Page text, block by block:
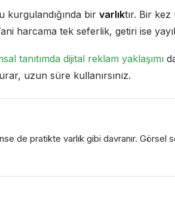
kurgulandığında bir varlıktır. Bir
harcama tek seferlik, getiri ise
tanıtımda dijital reklam yaklaşımı
uzun süre kullanırsınız.
de pratikte varlık gibi davranır. Görsel